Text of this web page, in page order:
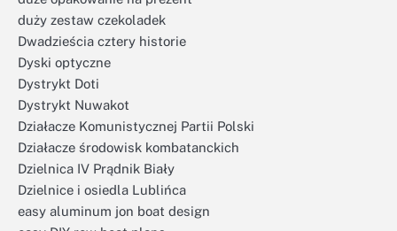
duży zestaw czekoladek
Dwadzieścia cztery historie
Dyski optyczne
Dystrykt Doti
Dystrykt Nuwakot
Działacze Komunistycznej Partii Polski
Działacze środowisk kombatanckich
Dzielnica IV Prądnik Biały
Dzielnice i osiedla Lublińca
easy aluminum jon boat design